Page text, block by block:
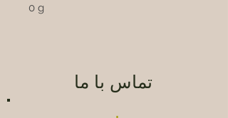
0 g
تماس با ما